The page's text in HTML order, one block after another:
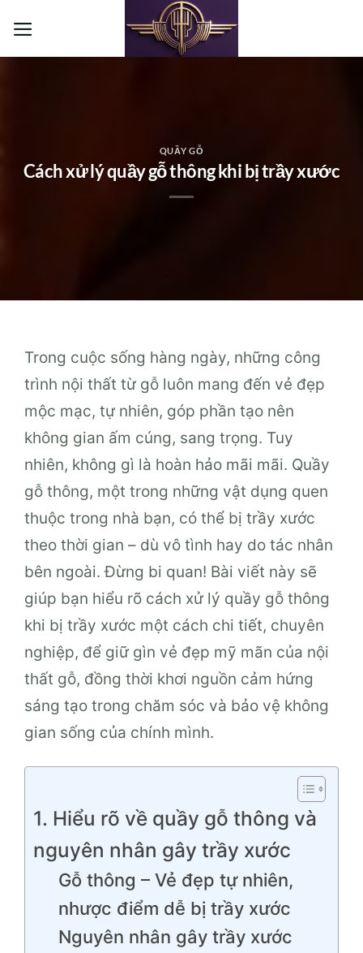
qua
QUẦY GỖ
Cách xử lý quầy gỗ thông khi bị trầy xước
Trong cuộc sống hàng ngày, những công
trình nội thất từ gỗ luôn mang đến vẻ đẹp
mộc mạc, tự nhiên, góp phần tạo nên
không gian ấm cúng, sang trọng. Tuy
nhiên, không gì là hoàn hảo mãi mãi. Quầy
gỗ thông, một trong những vật dụng quen
thuộc trong nhà bạn, có thể bị trầy xước
theo thời gian – dù vô tình hay do tác nhân
bên ngoài. Đừng bi quan! Bài viết này sẽ
giúp bạn hiểu rõ cách xử lý quầy gỗ thông
khi bị trầy xước một cách chi tiết, chuyên
nghiệp, để giữ gìn vẻ đẹp mỹ mãn của nội
thất gỗ, đồng thời khơi nguồn cảm hứng
sáng tạo trong chăm sóc và bảo vệ không
gian sống của chính mình.
1. Hiểu rõ về quầy gỗ thông và
nguyên nhân gây trầy xước
Gỗ thông – Vẻ đẹp tự nhiên,
nhược điểm dễ bị trầy xước
Nguyên nhân gây trầy xước